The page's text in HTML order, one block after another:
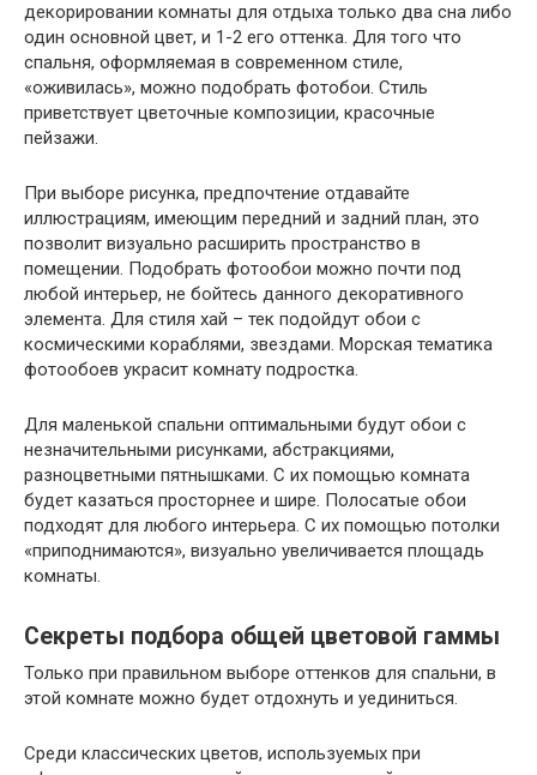
декорировании комнаты для отдыха только два сна либо
один основной цвет, и 1-2 его оттенка. Для того что
спальня, оформляемая в современном стиле,
«оживилась», можно подобрать фотобои. Стиль
приветствует цветочные композиции, красочные
пейзажи.
При выборе рисунка, предпочтение отдавайте
иллюстрациям, имеющим передний и задний план, это
позволит визуально расширить пространство в
помещении. Подобрать фотообои можно почти под
любой интерьер, не бойтесь данного декоративного
элемента. Для стиля хай – тек подойдут обои с
космическими кораблями, звездами. Морская тематика
фотообоев украсит комнату подростка.
Для маленькой спальни оптимальными будут обои с
незначительными рисунками, абстракциями,
разноцветными пятнышками. С их помощью комната
будет казаться просторнее и шире. Полосатые обои
подходят для любого интерьера. С их помощью потолки
«приподнимаются», визуально увеличивается площадь
комнаты.
Секреты подбора общей цветовой гаммы
Только при правильном выборе оттенков для спальни, в
этой комнате можно будет отдохнуть и уединиться.
Среди классических цветов, используемых при